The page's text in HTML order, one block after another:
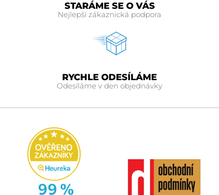
STARÁME SE O VÁS
Nejlepší zákaznická podpora
RYCHLE ODESÍLÁME
Odesíláme v den objednávky